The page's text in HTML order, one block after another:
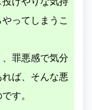
ってしまうこ
罪悪感で気分
ば、そんな悪
す。